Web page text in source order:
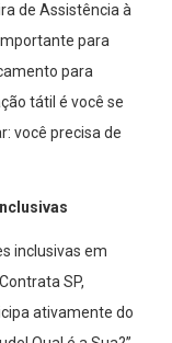
de Assistência à
para
para
tátil é você se
você precisa de
inclusivas em
SP,
ativamente do